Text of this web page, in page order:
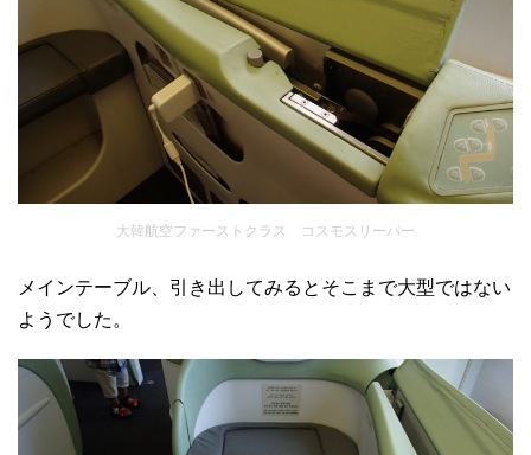
大韓航空ファーストクラス コスモスリーパー
メインテーブル、引き出してみるとそこまで大型ではない
ようでした。